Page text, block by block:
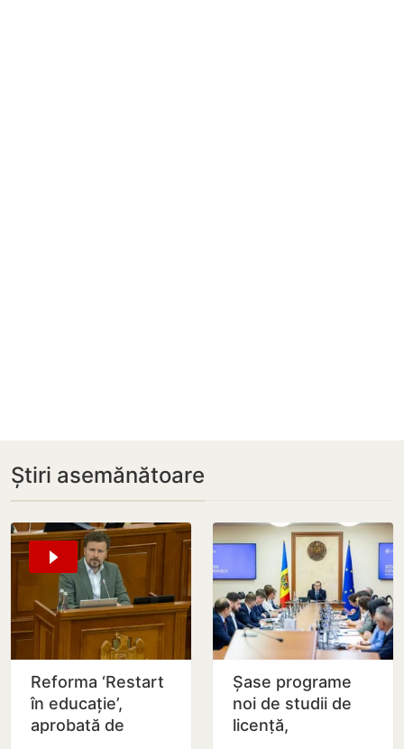
Știri asemănătoare
Reforma ‘Restart
în educație’,
aprobată de
Șase programe
noi de studii de
licență,